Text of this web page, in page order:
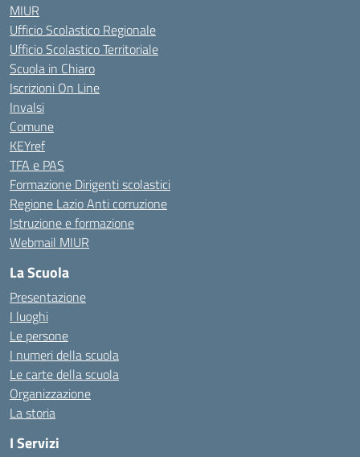
MIUR
Ufficio Scolastico Regionale
Ufficio Scolastico Territoriale
Scuola in Chiaro
Iscrizioni On Line
Invalsi
Comune
KEYref
TFA e PAS
Formazione Dirigenti scolastici
Regione Lazio Anti corruzione
Istruzione e formazione
Webmail MIUR
La Scuola
Presentazione
I luoghi
Le persone
I numeri della scuola
Le carte della scuola
Organizzazione
La storia
I Servizi